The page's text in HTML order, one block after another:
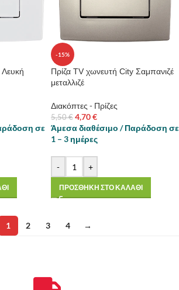
σε
-15%
Πρίζα TV χωνευτή City Σαμπανιζέ
μεταλλιζέ
Διακόπτες - Πρίζες
5,50€ 4,70€
Άμεσα διαθέσιμο / Παράδοση σε
1 – 3 ημέρες
- +
ΠΡΟΣΘΗΚΗ ΣΤΟ ΚΑΛΑΘΙ
1 2 3 4 →